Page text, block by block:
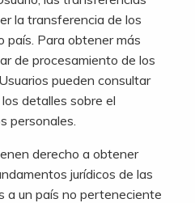
la transferencia de los
país. Para obtener más
de procesamiento de los
pueden consultar
detalles sobre el
personales.
derecho a obtener
jurídicos de las
a un país no perteneciente